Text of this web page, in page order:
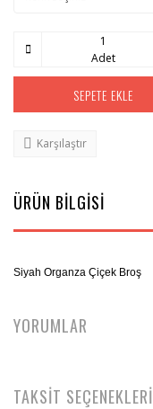
Adet
SEPETE EKLE
Karşılaştır
ÜRÜN BİLGİSİ
Siyah Organza Çiçek Broş
YORUMLAR
TAKSİT SEÇENEKLERİ